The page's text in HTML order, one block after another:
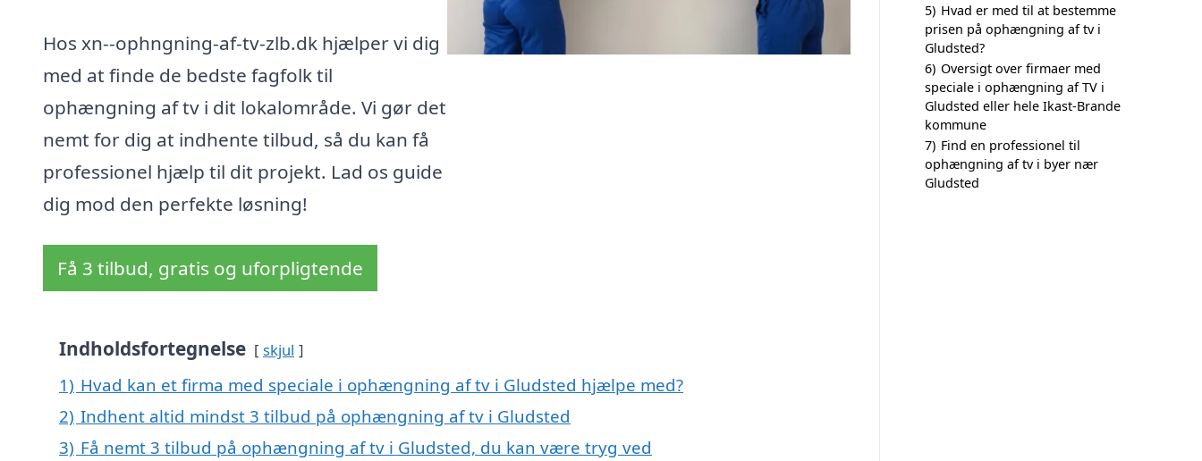
Hos xn--ophngning-af-tv-zlb.dk hjælper vi dig
med at finde de bedste fagfolk til
ophængning af tv i dit lokalområde. Vi gør det
nemt for dig at indhente tilbud, så du kan få
professionel hjælp til dit projekt. Lad os guide
dig mod den perfekte løsning!
Få 3 tilbud, gratis og uforpligtende
Indholdsfortegnelse skjul
1) Hvad kan et firma med speciale i ophængning af tv i Gludsted hjælpe med?
2) Indhent altid mindst 3 tilbud på ophængning af tv i Gludsted
3) Få nemt 3 tilbud på ophængning af tv i Gludsted, du kan være tryg ved
5) Hvad er med til at bestemme
prisen på ophængning af tv i
Gludsted?
6) Oversigt over firmaer med
speciale i ophængning af TV i
Gludsted eller hele Ikast-Brande
kommune
7) Find en professionel til
ophængning af tv i byer nær
Gludsted